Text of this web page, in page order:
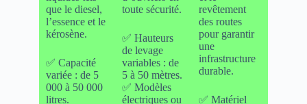
que le diesel,
l’essence et le
kérosène.
✅ Capacité
variée : de 5
000 à 50 000
litres.
toute sécurité.
✅ Hauteurs
de levage
variables : de
5 à 50 mètres.
✅ Modèles
électriques ou
revêtement
des routes
pour garantir
une
infrastructure
durable.
✅ Matériel